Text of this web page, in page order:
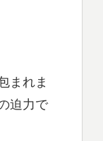
まれま
迫力で